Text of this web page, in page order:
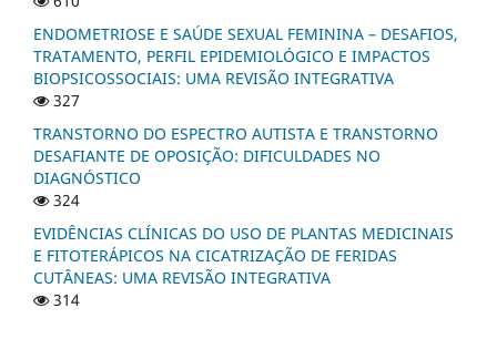
ENDOMETRIOSE E SAÚDE SEXUAL FEMININA – DESAFIOS,
TRATAMENTO, PERFIL EPIDEMIOLÓGICO E IMPACTOS
BIOPSICOSSOCIAIS: UMA REVISÃO INTEGRATIVA
327
TRANSTORNO DO ESPECTRO AUTISTA E TRANSTORNO
DESAFIANTE DE OPOSIÇÃO: DIFICULDADES NO
DIAGNÓSTICO
324
EVIDÊNCIAS CLÍNICAS DO USO DE PLANTAS MEDICINAIS
E FITOTERÁPICOS NA CICATRIZAÇÃO DE FERIDAS
CUTÂNEAS: UMA REVISÃO INTEGRATIVA
314